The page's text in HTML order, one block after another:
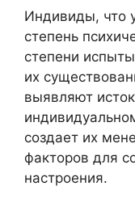
Индивиды, что
степень
степени
их
выявляют
создает их
факторов для
настроения.